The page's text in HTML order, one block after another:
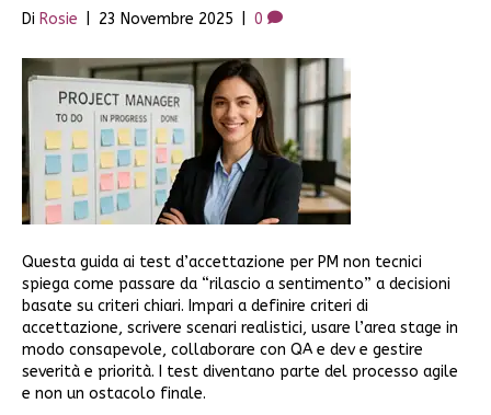
Di Rosie 23 Novembre 2025 0
Questa guida ai test d’accettazione per PM non tecnici
spiega come passare da “rilascio a sentimento” a decisioni
basate su criteri chiari. Impari a definire criteri di
accettazione, scrivere scenari realistici, usare l’area stage in
modo consapevole, collaborare con QA e dev e gestire
severità e priorità. I test diventano parte del processo agile
e non un ostacolo finale.